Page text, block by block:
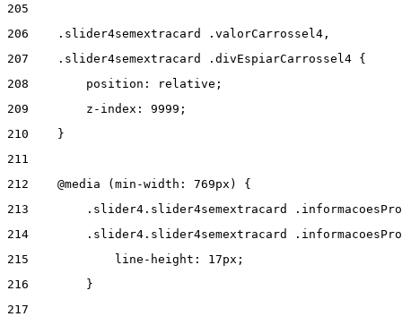
205
206
    .slider4semextracard .valorCarrossel4,
207
    .slider4semextracard .divEspiarCarrossel4 {
208
        position: relative;
209
        z-index: 9999;
210
    }
211
212
    @media (min-width: 769px) {
213
.slider4.slider4semextracard
214
.slider4.slider4semextracard
215
            line-height: 17px;
216
        }
217